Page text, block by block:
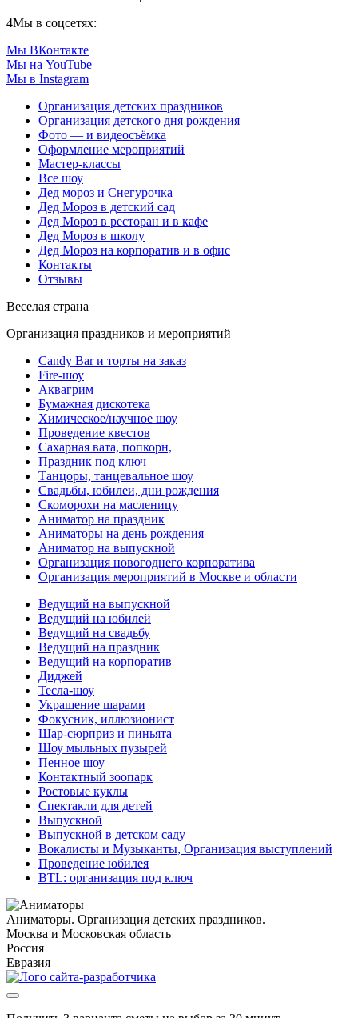
4Мы в соцсетях:
Мы ВКонтакте
Мы на YouTube
Мы в Instagram
Организация детских праздников
Организация детского дня рождения
Фото — и видеосъёмка
Оформление мероприятий
Мастер-классы
Все шоу
Дед мороз и Снегурочка
Дед Мороз в детский сад
Дед Мороз в ресторан и в кафе
Дед Мороз в школу
Дед Мороз на корпоратив и в офис
Контакты
Отзывы
Веселая страна
Организация праздников и мероприятий
Candy Bar и торты на заказ
Fire-шоу
Аквагрим
Бумажная дискотека
Химическое/научное шоу
Проведение квестов
Сахарная вата, попкорн,
Праздник под ключ
Танцоры, танцевальное шоу
Свадьбы, юбилеи, дни рождения
Скоморохи на масленицу
Аниматор на праздник
Аниматоры на день рождения
Аниматор на выпускной
Организация новогоднего корпоратива
Организация мероприятий в Москве и области
Ведущий на выпускной
Ведущий на юбилей
Ведущий на свадьбу
Ведущий на праздник
Ведущий на корпоратив
Диджей
Тесла-шоу
Украшение шарами
Фокусник, иллюзионист
Шар-сюрприз и пиньята
Шоу мыльных пузырей
Пенное шоу
Контактный зоопарк
Ростовые куклы
Спектакли для детей
Выпускной
Выпускной в детском саду
Вокалисты и Музыканты, Организация выступлений
Проведение юбилея
BTL: организация под ключ
Аниматоры. Организация детских праздников.
Москва и Московская область
Россия
Евразия